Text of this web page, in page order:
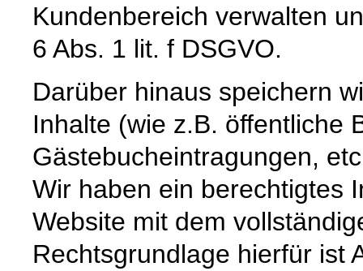
Kundenbereich verwalten
6 Abs. 1 lit. f DSGVO.
Darüber hinaus speichern
Inhalte (wie z.B. öffentliche
Gästebucheintragungen,
Wir haben ein berechtigtes
Website mit dem
Rechtsgrundlage hierfür ist